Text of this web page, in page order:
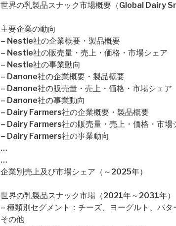
世界の乳製品スナック市場概要（Global Dairy
主要企業の動向
– Nestle社の企業概要・製品概要
– Nestle社の販売量・売上・価格・市場シェア
– Nestle社の事業動向
– Danone社の企業概要・製品概要
– Danone社の販売量・売上・価格・市場シェア
– Danone社の事業動向
– Dairy Farmers社の企業概要・製品概要
– Dairy Farmers社の販売量・売上・価格・市場
– Dairy Farmers社の事業動向
…
…
企業別売上及び市場シェア（～2025年）
世界の乳製品スナック市場（2021年～2031年）
– 種類別セグメント：チーズ、ヨーグルト、バ
その他